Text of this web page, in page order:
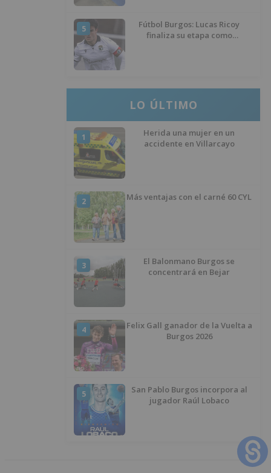
5
Fútbol Burgos: Lucas Ricoy
finaliza su etapa como
LO ÚLTIMO
1
Herida una mujer en un
accidente en Villarcayo
2 Más ventajas con el carné 60 CYL
3
El Balonmano Burgos se
concentrará en Bejar
4
Felix Gall ganador de la Vuelta a
Burgos 2026
5
San Pablo Burgos incorpora al
jugador Raúl Lobaco